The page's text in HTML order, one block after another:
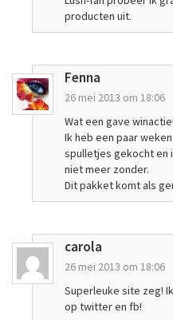
producten uit.
Fenna
26 mei 2013 om 18:06
Wat een gave winactie!
Ik heb een paar
spulletjes gekocht en
niet meer zonder.
Dit pakket komt als
carola
26 mei 2013 om 18:06
Superleuke site zeg!
op twitter en fb!